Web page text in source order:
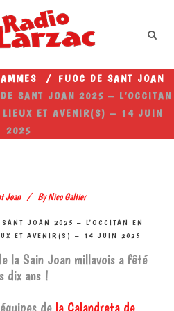
/ FUOC DE SANT JOAN
SANT JOAN 2025 – L’OCCITAN
LIEUX ET AVENIR(S) – 14 JUIN
2025
Joan By Nico Galtier
JOAN 2025 – L’OCCITAN EN
ET AVENIR(S) – 14 JUIN 2025
la Sain Joan millavois a fêté
dix ans !
de la Calandreta de